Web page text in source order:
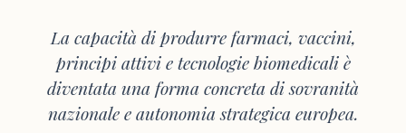
La capacità di produrre farmaci, vaccini,
principi attivi e tecnologie biomedicali è
diventata una forma concreta di sovranità
nazionale e autonomia strategica europea.